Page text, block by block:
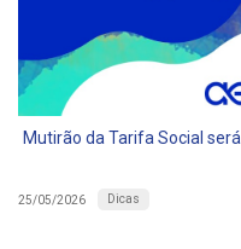
Mutirão da Tarifa Social
25/05/2026 Dicas